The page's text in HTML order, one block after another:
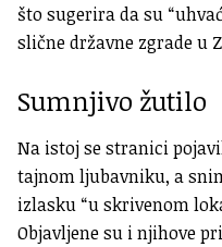
što sugerira da su
slične državne zgrade u
Sumnjivo žutilo
Na istoj se stranici
tajnom ljubavniku, a
izlasku “u skrivenom
Objavljene su i njihove